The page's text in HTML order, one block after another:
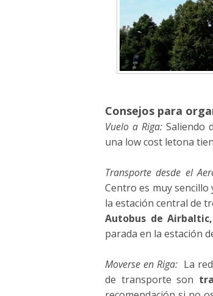
Consejos para
Vuelo a Riga: Saliendo
una low cost letona
Transporte desde el
Centro es muy
la estación central de
Autobus de
parada en la estación
Moverse en Riga: La
de transporte son